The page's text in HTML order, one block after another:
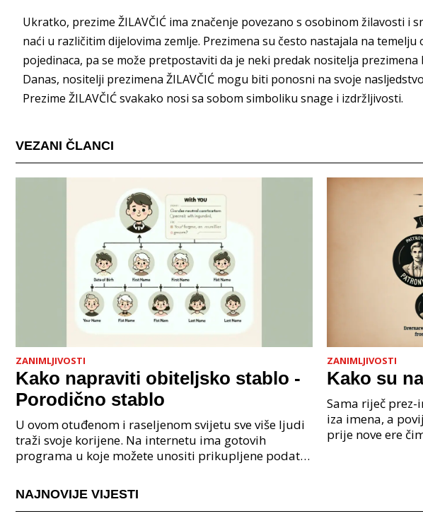
Ukratko, prezime ŽILAVČIĆ ima značenje povezano s osobinom žilavosti i
naći u različitim dijelovima zemlje. Prezimena su često nastajala na
pojedinaca, pa se može pretpostaviti da je neki predak nositelja
Danas, nositelji prezimena ŽILAVČIĆ mogu biti ponosni na svoje
Prezime ŽILAVČIĆ svakako nosi sa sobom simboliku snage i izdržljivosti.
VEZANI ČLANCI
ZANIMLJIVOSTI
Kako napraviti obiteljsko stablo -
Porodično stablo
U ovom otuđenom i raseljenom svijetu sve više ljudi
traži svoje korijene. Na internetu ima gotovih
programa u koje možete unositi prikupljene podatke
ZANIMLJIVOSTI
Kako su
Sama riječ prez-
iza imena, a
prije nove ere
NAJNOVIJE VIJESTI